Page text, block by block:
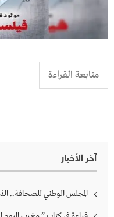
متابعة القراءة
آخر الأخبار
المجلس الوطني للصحافة..